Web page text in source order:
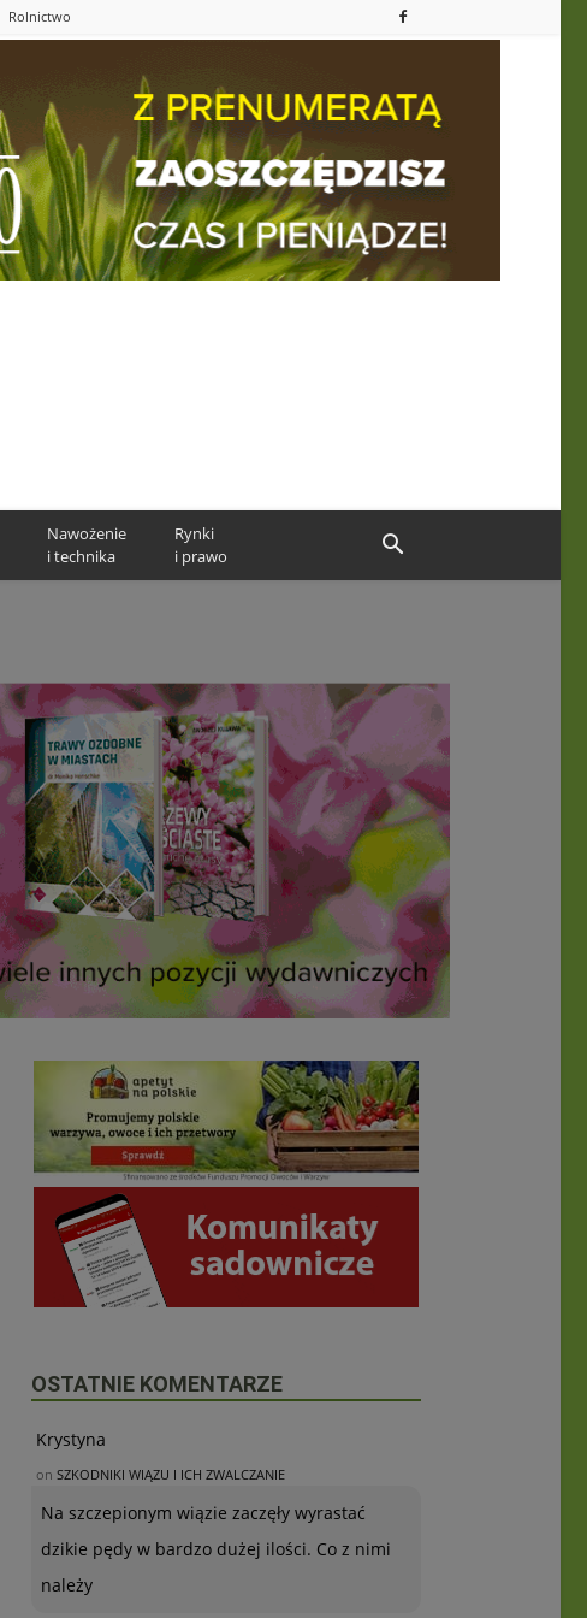
Rolnictwo
Nawożenie
i technika
Rynki
i prawo
OSTATNIE KOMENTARZE
Krystyna
on SZKODNIKI WIĄZU I ICH ZWALCZANIE
Na szczepionym wiązie zaczęły wyrastać
dzikie pędy w bardzo dużej ilości. Co z nimi
należy